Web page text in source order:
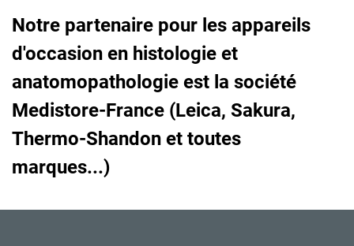
Notre partenaire pour les appareils
d'occasion en histologie et
anatomopathologie est la société
Medistore-France (Leica, Sakura,
Thermo-Shandon et toutes
marques...)